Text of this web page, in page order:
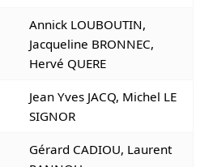
Annick LOUBOUTIN,
Jacqueline BRONNEC,
Hervé QUERE
Jean Yves JACQ, Michel LE
SIGNOR
Gérard CADIOU, Laurent